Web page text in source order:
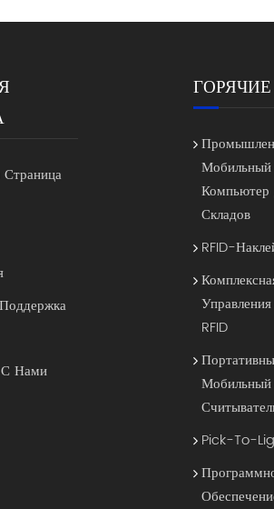
С Нами
Мобильный
Компьютер
Складов
RFID-
RFID
Pick-To-